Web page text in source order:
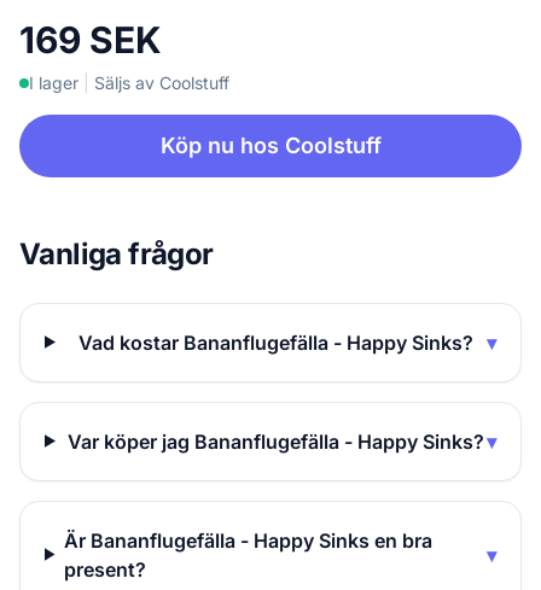
169 SEK
I lager Säljs av Coolstuff
Köp nu hos Coolstuff
Vanliga frågor
Vad kostar Bananflugefälla - Happy Sinks? ▾
Var köper jag Bananflugefälla - Happy Sinks?▾
Är Bananflugefälla - Happy Sinks en bra
present?
▾